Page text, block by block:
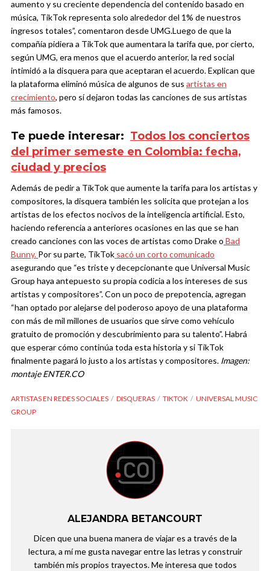
aumento y su creciente dependencia del contenido basado en
música, TikTok representa solo alrededor del 1% de nuestros
ingresos totales”, comentaron desde UMG.Luego de que la
compañía pidiera a TikTok que aumentara la tarifa que, por cierto,
según UMG, era menos que el acuerdo anterior, la red social
intimidó a la disquera para que aceptaran el acuerdo. Explican que
la plataforma eliminó música de algunos de sus artistas en
crecimiento, pero sí dejaron todas las canciones de sus artistas
más famosos.
Te puede interesar: Todos los conciertos
del primer semeste en Colombia: fecha,
ciudad y precios
Además de pedir a TikTok que aumente la tarifa para los artistas y
compositores, la disquera también les solicita que protejan a los
artistas de los efectos nocivos de la inteligencia artificial. Esto,
haciendo referencia a anteriores ocasiones en las que se han
creado canciones con las voces de artistas como Drake o Bad
Bunny. Por su parte, TikTok sacó un corto comunicado
asegurando que “es triste y decepcionante que Universal Music
Group haya antepuesto su propia codicia a los intereses de sus
artistas y compositores”. Con un poco de prepotencia, agregan
“han optado por alejarse del poderoso apoyo de una plataforma
con más de mil millones de usuarios que sirve como vehículo
gratuito de promoción y descubrimiento para su talento”.Habrá
que esperar cómo continúa toda esta historia y si TikTok
finalmente pagará lo justo a los artistas y compositores. Imagen:
montaje ENTER.CO
ARTISTAS EN REDES SOCIALES DISQUERAS TIKTOK
UNIVERSAL MUSIC
GROUP
ALEJANDRA BETANCOURT
Dicen que una buena manera de viajar es a través de la
lectura, a mí me gusta navegar entre las letras y construir
también mis propios trayectos. Me interesa que todos